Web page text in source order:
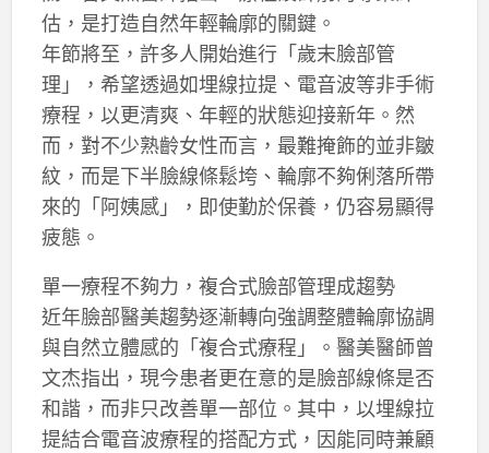
估，是打造自然年輕輪廓的關鍵。
年節將至，許多人開始進行「歲末臉部管
理」，希望透過如埋線拉提、電音波等非手術
療程，以更清爽、年輕的狀態迎接新年。然
而，對不少熟齡女性而言，最難掩飾的並非皺
紋，而是下半臉線條鬆垮、輪廓不夠俐落所帶
來的「阿姨感」，即使勤於保養，仍容易顯得
疲態。
單一療程不夠力，複合式臉部管理成趨勢
近年臉部醫美趨勢逐漸轉向強調整體輪廓協調
與自然立體感的「複合式療程」。醫美醫師曾
文杰指出，現今患者更在意的是臉部線條是否
和諧，而非只改善單一部位。其中，以埋線拉
提結合電音波療程的搭配方式，因能同時兼顧